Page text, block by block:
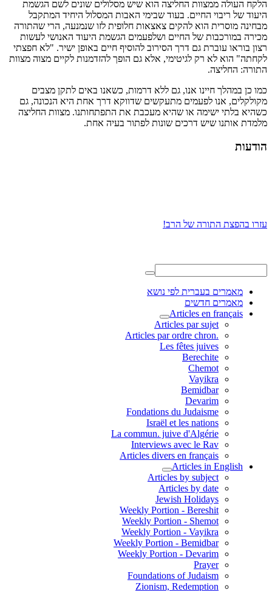
הלקח העולה ממצוות החליצה הוא שיש מסלולים שונים לשם הגשמת
היעוד של ריבוי החיים. בעוד שבימי האבות המסלול היחיד המתקבל
מבחינה מוסרית הוא להקים צאצאות חלופית לזו שנמנעה, הרי שהתורה
מכירה במורכבות של החיים ושלפעמים הגשמת היעוד האנושי לעשות
רצון בוראו עוברת גם דרך הסירוב להוסיף חיים באופן ישיר. "לא חפצתי
לקחתה" הוא לא רק לגיטימי, אלא גם הופך להזדמנות לקיים מצוה מצוות
התורה: החליצה.
כמו כן במהלך חיינו אנו, גם ללא דרמות, כשאנו באים לתקן מצבים
מקולקלים, אנו לפעמים מתעקשים שדווקא דרך אחת היא הנכונה, גם
כשהיא בלתי ישימה או שהיא מעכבת את התפתחותנו. מצוות החליצה
מלמדת אותנו שיש דרכים שונות לפתור בעיה אחת.
הודעות
עזרו בהפצת התורה של הרב!
מאמרים בעברית לפי נושא
מאמרים חדשים
Articles en français
Articles par sujet
.Articles par ordre chron
Les fêtes juives
Berechite
Chemot
Vayikra
Bemidbar
Devarim
Fondations du Judaisme
Israël et les nations
La commun. juive d'Algérie
Interviews avec le Rav
Articles divers en français
Articles in English
Articles by subject
Articles by date
Jewish Holidays
Weekly Portion - Bereshit
Weekly Portion - Shemot
Weekly Portion - Vayikra
Weekly Portion - Bemidbar
Weekly Portion - Devarim
Prayer
Foundations of Judaism
Zionism, Redemption